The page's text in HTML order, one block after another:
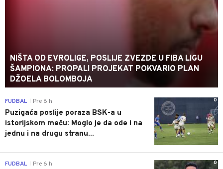
NIŠTA OD EVROLIGE, POSLIJE ZVEZDE U FIBA LIGU
ŠAMPIONA: PROPALI PROJEKAT POKVARIO PLAN
DŽOELA BOLOMBOJA
0
FUDBAL Pre 6 h
Puzigaća poslije poraza BSK-a u
istorijskom meču: Moglo je da ode i na
jednu i na drugu stranu...
0
FUDBAL Pre 6 h